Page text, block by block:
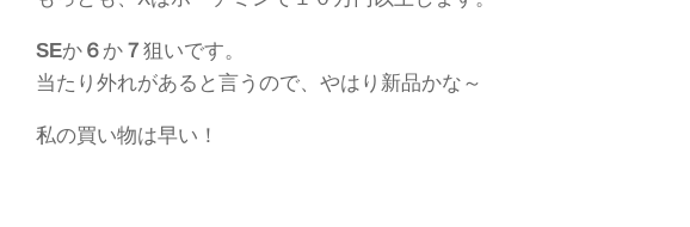
SEか ６ か ７ 狙いです。
当たり外れがあると言うので、やはり新品かな～
私の買い物は早い！